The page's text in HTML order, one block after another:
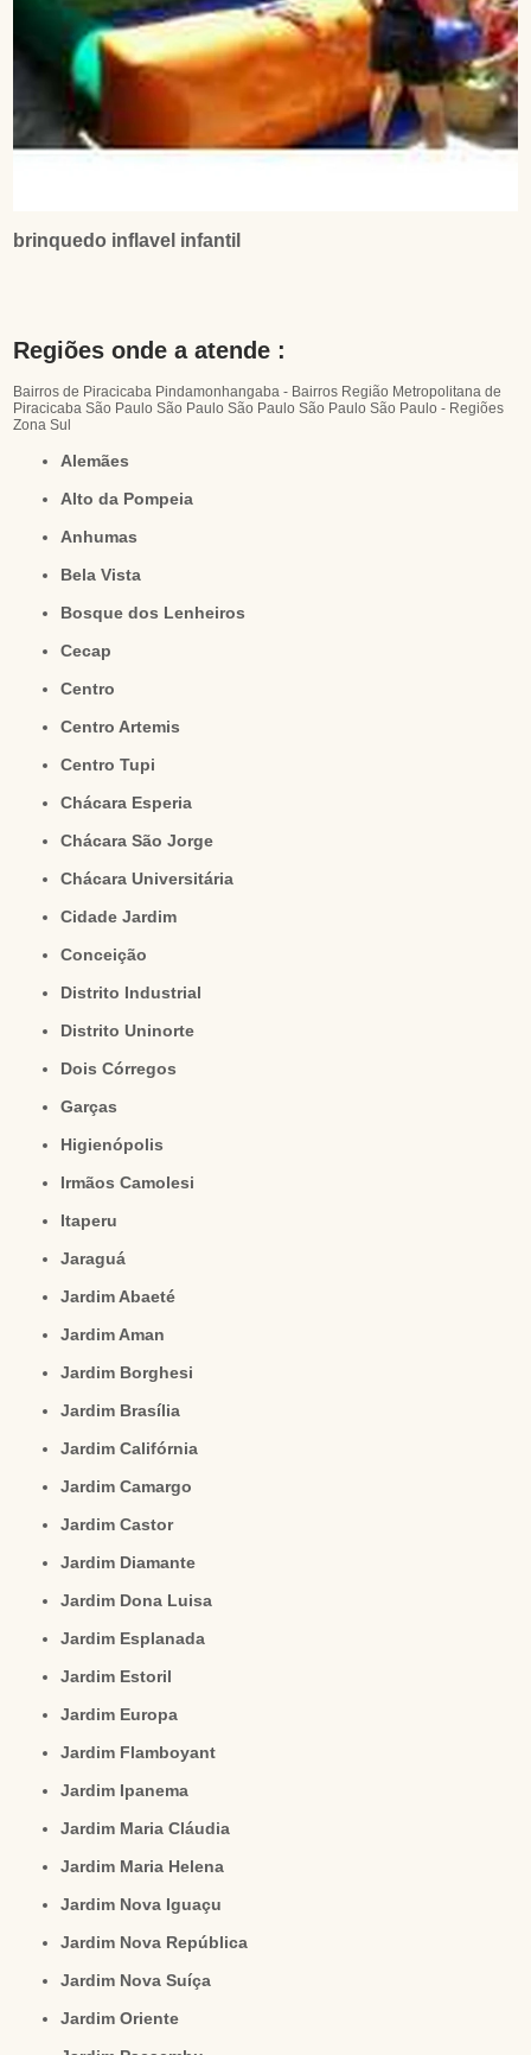
brinquedo inflavel infantil
Regiões onde a atende :
Bairros de Piracicaba Pindamonhangaba - Bairros Região Metropolitana de
Piracicaba São Paulo São Paulo São Paulo São PauloSão Paulo - Regiões
Zona Sul
Alemães
Alto da Pompeia
Anhumas
Bela Vista
Bosque dos Lenheiros
Cecap
Centro
Centro Artemis
Centro Tupi
Chácara Esperia
Chácara São Jorge
Chácara Universitária
Cidade Jardim
Conceição
Distrito Industrial
Distrito Uninorte
Dois Córregos
Garças
Higienópolis
Irmãos Camolesi
Itaperu
Jaraguá
Jardim Abaeté
Jardim Aman
Jardim Borghesi
Jardim Brasília
Jardim Califórnia
Jardim Camargo
Jardim Castor
Jardim Diamante
Jardim Dona Luisa
Jardim Esplanada
Jardim Estoril
Jardim Europa
Jardim Flamboyant
Jardim Ipanema
Jardim Maria Cláudia
Jardim Maria Helena
Jardim Nova Iguaçu
Jardim Nova República
Jardim Nova Suíça
Jardim Oriente